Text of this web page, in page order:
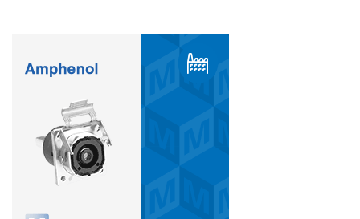
empreendimento. Após a conclusão, o complexo eólico
indiretamente outros 150 trabalhadores.
O diretor-executivo da Casa dos Ventos, Lucas Araripe,